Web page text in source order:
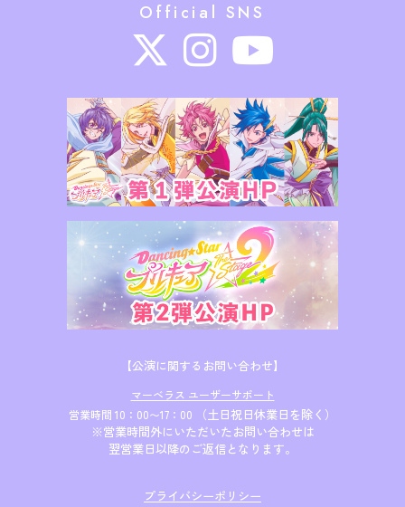
Official SNS
【公演に関するお問い合わせ】
マーベラス ユーザーサポート
営業時間 10：00〜17：00
（土日祝日休業日を除く）
※営業時間外にいただいたお問い合わせは
翌営業日以降のご返信となります。
プライバシーポリシー